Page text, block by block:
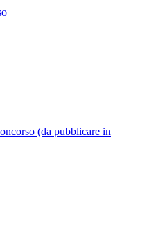
(da pubblicare in